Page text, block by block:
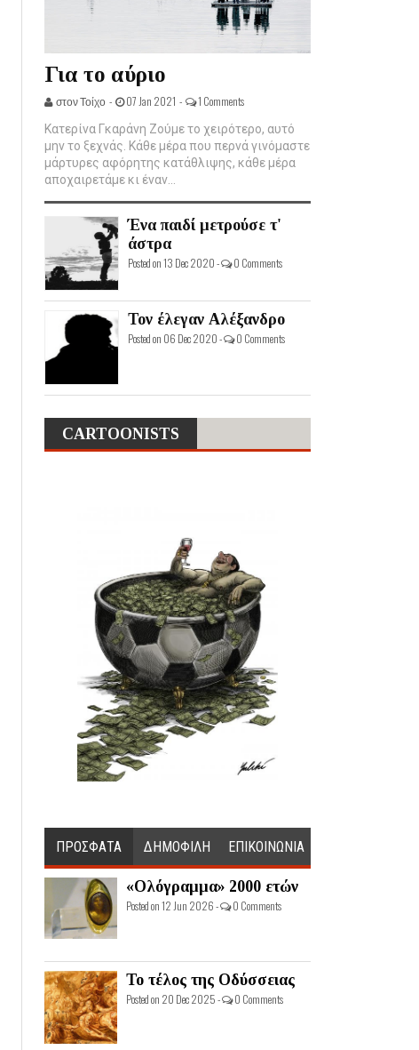
Για το αύριο
στον Τοίχο - 07 Jan 2021 - 1 Comments
Κατερίνα Γκαράνη Ζούμε το χειρότερο, αυτό
μην το ξεχνάς. Κάθε μέρα που περνά γινόμαστε
μάρτυρες αφόρητης κατάθλιψης, κάθε μέρα
αποχαιρετάμε κι έναν...
Ένα παιδί μετρούσε τ'
άστρα
Posted on 13 Dec 2020 - 0 Comments
Τον έλεγαν Αλέξανδρο
Posted on 06 Dec 2020 - 0 Comments
CARTOONISTS
ΠΡΟΣΦΑΤΑ ΔΗΜΟΦΙΛΗ ΕΠΙΚΟΙΝΩΝΙΑ
«Ολόγραμμα» 2000 ετών
Posted on 12 Jun 2026 - 0 Comments
Το τέλος της Οδύσσειας
Posted on 20 Dec 2025 - 0 Comments